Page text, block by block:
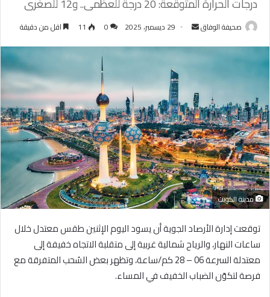
درجات الحرارة المتوقعة: 20 درجة للعظمى.. و12 للصغرى
صحيفة الوفاق
أرسل
إلكترونيا
29 ديسمبر، 2025 0
11 اقل من دقيقة
مدينة الكويت
توقعت إدارة الأرصاد الجوية أن يسود اليوم الإثنين طقس معتدل خلال
ساعات النهار، والرياح شمالية غربية إلى متقلبة الاتجاه خفيفة إلى
معتدلة السرعة 06 – 28 كم/ساعة، وتظهر بعض السُحب المتفرقة مع
فرصة لتكوّن الضباب الخفيف في المساء.